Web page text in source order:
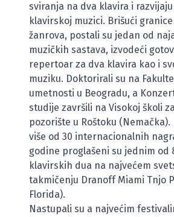
sviranja na dva klavira i
klavirskoj muzici. Brišući
žanrova, postali su jedan od
muzičkih sastava, izvodeći
repertoar za dva klavira kao i
muziku. Doktorirali su na
umetnosti u Beogradu, a
studije završili na Visokoj školi
pozorište u Roštoku
više od 30 internacionalnih
godine proglašeni su jednim od
klavirskih dua na najvećem
takmičenju Dranoff Miami Tnjo
Florida).
Nastupali su a najvećim